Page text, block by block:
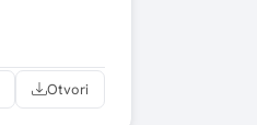
Otvori